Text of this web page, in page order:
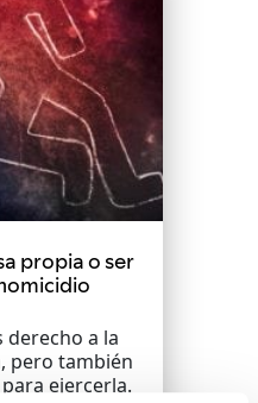
propia o ser
derecho a la
pero también
ejercerla.